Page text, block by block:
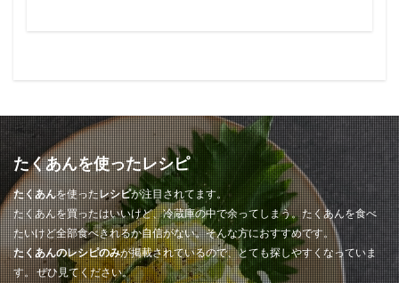
たくあんを使ったレシピ
たくあんを使ったレシピが注目されてます。
たくあんを買ったはいいけど、冷蔵庫の中で余ってしまう。たくあんを食べ
たいけど全部食べきれるか自信がない。そんな方におすすめです。
たくあんのレシピのみが掲載されているので、とても探しやすくなっていま
す。 ぜひ見てください。